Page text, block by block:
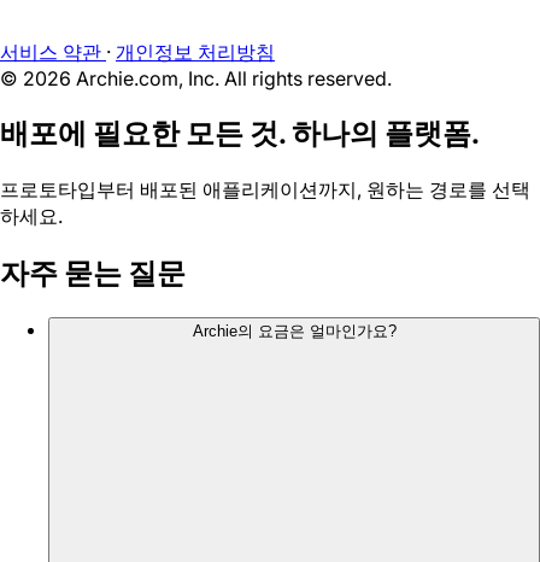
서비스 약관 · 개인정보 처리방침
© 2026 Archie.com, Inc. All rights reserved.
배포에 필요한 모든 것. 하나의 플랫폼.
프로토타입부터 배포된 애플리케이션까지, 원하는 경로를 선택
하세요.
자주 묻는 질문
Archie의 요금은 얼마인가요?